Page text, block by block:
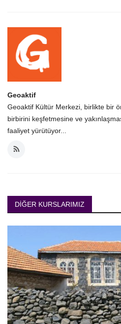
Geoaktif
Geoaktif Kültür Merkezi, birlikte bir
birbirini keşfetmesine ve
faaliyet yürütüyor...
DIĞER KURSLARIMIZ